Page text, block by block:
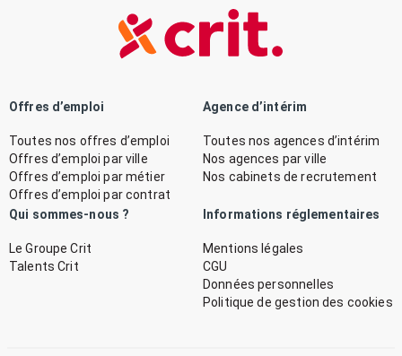
Offres d’emploi
Toutes nos offres d’emploi
Offres d’emploi par ville
Offres d’emploi par métier
Offres d’emploi par contrat
Agence d’intérim
Toutes nos agences d’intérim
Nos agences par ville
Nos cabinets de recrutement
Qui sommes-nous ?
Le Groupe Crit
Talents Crit
Informations réglementaires
Mentions légales
CGU
Données personnelles
Politique de gestion des cookies